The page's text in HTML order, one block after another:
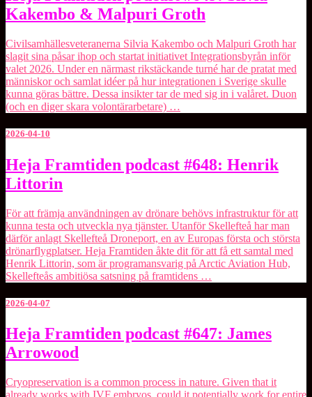
Framtiden
podcast
Silvia
Kakembo
&
Malpuri
Groth
Kakembo & Malpuri Groth
Civilsamhällesveteranerna Silvia Kakembo och Malpuri Groth har
slagit sina påsar ihop och startat initiativet ⁠Integrationsbyrån⁠ inför
valet 2026. Under en närmast rikstäckande turné har de pratat med
människor och samlat idéer på hur integrationen i Sverige skulle
kunna göras bättre. Dessa insikter tar de med sig in i valåret. Duon
(och en diger skara volontärarbetare) …
2026-04-10
Heja
Framtiden
podcast
Henrik
Littorin
Heja Framtiden podcast #648: Henrik
Littorin
För att främja användningen av drönare behövs infrastruktur för att
kunna testa och utveckla nya tjänster. Utanför Skellefteå har man
därför anlagt ⁠Skellefteå Droneport⁠, en av Europas första och största
drönarflygplatser. Heja Framtiden åkte dit för att få ett samtal med
Henrik Littorin, som är programansvarig på ⁠Arctic Aviation Hub⁠,
Skellefteås ambitiösa satsning på framtidens …
2026-04-07
Heja
Framtiden
podcast
James
Arrowood
Heja Framtiden podcast #647: James
Arrowood
Cryopreservation is a common process in nature. Given that it
already works with IVF embryos, could it potentially work for entire